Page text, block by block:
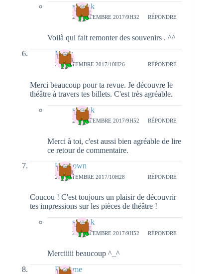
natieak
27 SEPTEMBRE 2017/9H32 RÉPONDRE
Voilà qui fait remonter des souvenirs . ^^
Melly
25 SEPTEMBRE 2017/10H26 RÉPONDRE
Merci beaucoup pour ta revue. Je découvre le
théâtre à travers tes billets. C'est très agréable.
natieak
27 SEPTEMBRE 2017/9H52 RÉPONDRE
Merci à toi, c'est aussi bien agréable de lire
ce retour de commentaire.
Unknown
25 SEPTEMBRE 2017/10H28 RÉPONDRE
Coucou ! C'est toujours un plaisir de découvrir
tes impressions sur les pièces de théâtre !
natieak
27 SEPTEMBRE 2017/9H52 RÉPONDRE
Merciiiii beaucoup ^_^
Dressme